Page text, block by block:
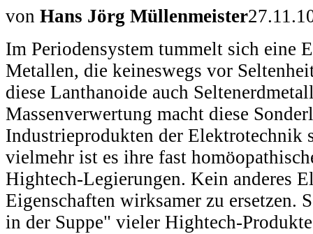
von Hans Jörg Müllenmeister
Im Periodensystem tummelt sich eine
Metallen, die keineswegs vor
diese Lanthanoide auch
Massenverwertung macht diese
Industrieprodukten der Elektrotechnik
vielmehr ist es ihre fast
Hightech-Legierungen. Kein anderes
Eigenschaften wirksamer zu ersetzen.
in der Suppe" vieler Hightech-